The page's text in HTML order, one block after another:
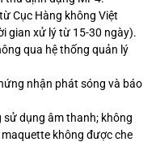
Cục Hàng không Việt
gian xử lý từ 15-30 ngày).
qua hệ thống quản lý
nhận phát sóng và báo
sử dụng âm thanh; không
không được che